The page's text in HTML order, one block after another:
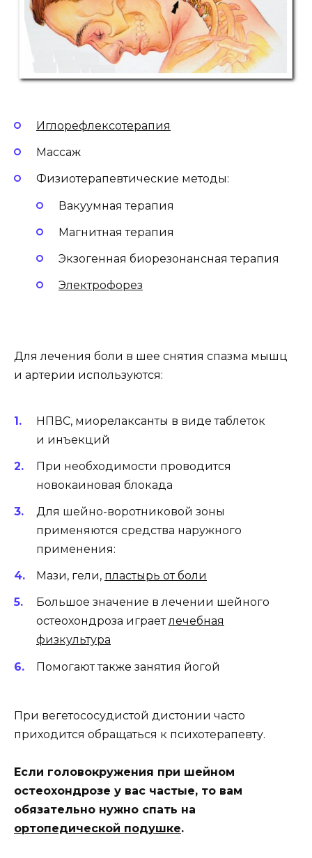
Иглорефлексотерапия
Массаж
Физиотерапевтические методы:
Вакуумная терапия
Магнитная терапия
Экзогенная биорезонансная терапия
Электрофорез
Для лечения боли в шее снятия спазма мышц
и артерии используются:
НПВС, миорелаксанты в виде таблеток
и инъекций
При необходимости проводится
новокаиновая блокада
Для шейно-воротниковой зоны
применяются средства наружного
применения:
Мази, гели, пластырь от боли
Большое значение в лечении шейного
остеохондроза играетлечебная
физкультура
Помогают также занятия йогой
При вегетососудистой дистонии часто
приходится обращаться к психотерапевту.
Если головокружения при шейном
остеохондрозе у вас частые, то вам
обязательно нужно спать на
ортопедической подушке.